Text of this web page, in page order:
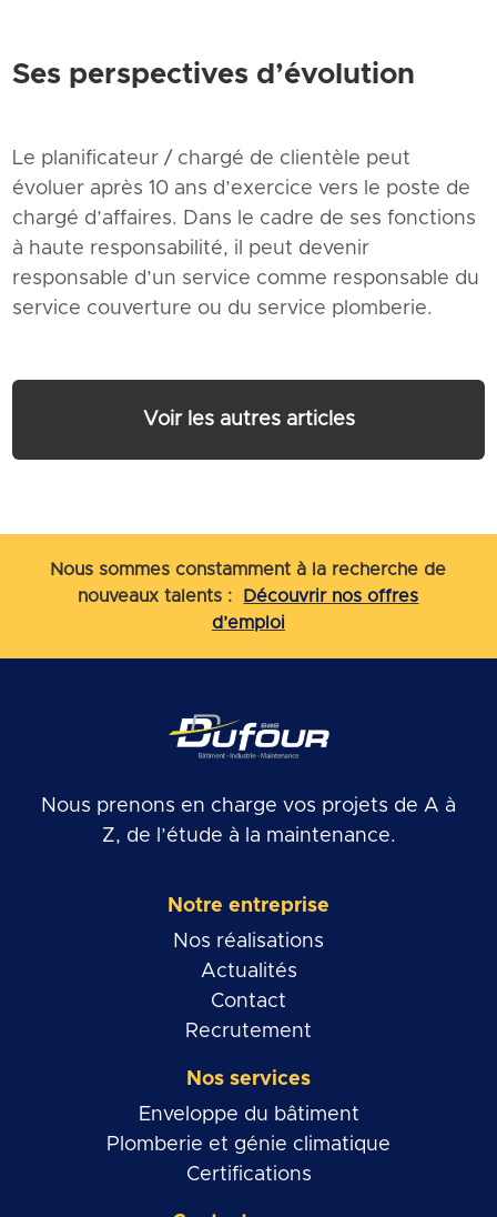
Ses perspectives d’évolution
Le planificateur / chargé de clientèle peut
évoluer après 10 ans d’exercice vers le poste de
chargé d’affaires. Dans le cadre de ses fonctions
à haute responsabilité, il peut devenir
responsable d’un service comme responsable du
service couverture ou du service plomberie.
Voir les autres articles
Nous sommes constamment à la recherche de
nouveaux talents :
Découvrir nos offres
d’emploi
Nous prenons en charge vos projets de A à
Z, de l’étude à la maintenance.
Notre entreprise
Nos réalisations
Actualités
Contact
Recrutement
Nos services
Enveloppe du bâtiment
Plomberie et génie climatique
Certifications